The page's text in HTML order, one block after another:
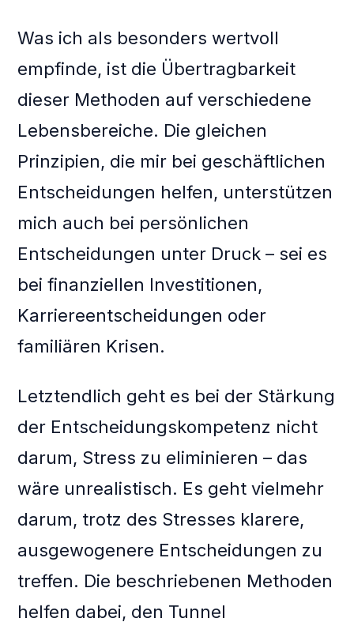
Was ich als besonders wertvoll
empfinde, ist die Übertragbarkeit
dieser Methoden auf verschiedene
Lebensbereiche. Die gleichen
Prinzipien, die mir bei geschäftlichen
Entscheidungen helfen, unterstützen
mich auch bei persönlichen
Entscheidungen unter Druck – sei es
bei finanziellen Investitionen,
Karriereentscheidungen oder
familiären Krisen.
Letztendlich geht es bei der Stärkung
der Entscheidungskompetenz nicht
darum, Stress zu eliminieren – das
wäre unrealistisch. Es geht vielmehr
darum, trotz des Stresses klarere,
ausgewogenere Entscheidungen zu
treffen. Die beschriebenen Methoden
helfen dabei, den Tunnel